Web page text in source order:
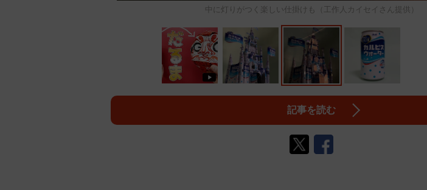
中に灯りがつく楽しい仕掛けも（工作人カイセイさん提供）
記事を読む